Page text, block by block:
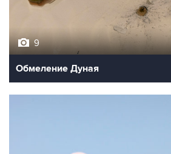
9
Обмеление Дуная